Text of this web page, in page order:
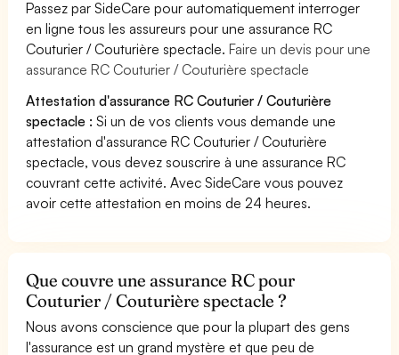
Passez par SideCare pour automatiquement interroger
en ligne tous les assureurs pour une assurance RC
Couturier / Couturière spectacle.Faire un devis pour une
assurance RC Couturier / Couturière spectacle
Attestation d'assurance RC Couturier / Couturière
spectacle : Si un de vos clients vous demande une
attestation d'assurance RC Couturier / Couturière
spectacle, vous devez souscrire à une assurance RC
couvrant cette activité. Avec SideCare vous pouvez
avoir cette attestation en moins de 24 heures.
Que couvre une assurance RC pour
Couturier / Couturière spectacle ?
Nous avons conscience que pour la plupart des gens
l'assurance est un grand mystère et que peu de